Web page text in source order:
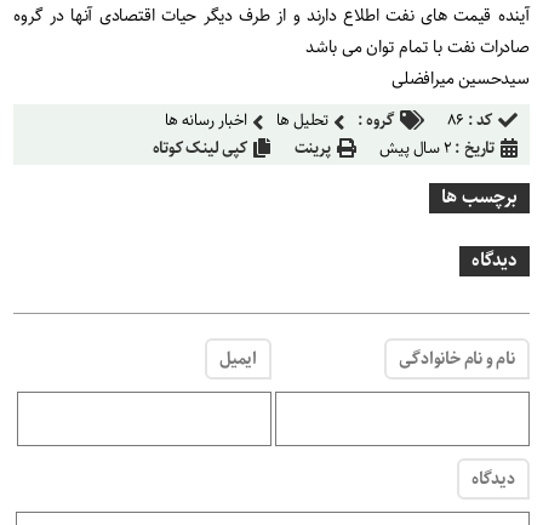
آینده قیمت های نفت اطلاع دارند و از طرف دیگر حیات اقتصادی آنها در گروه
صادرات نفت با تمام توان می باشد
سیدحسین میرافضلی
کد : ۸۶ گروه : تحلیل ها
اخبار رسانه ها
تاریخ :۲ سال پیش پرینت کپی لینک کوتاه
برچسب ها
دیدگاه
نام و نام خانوادگی ایمیل
دیدگاه